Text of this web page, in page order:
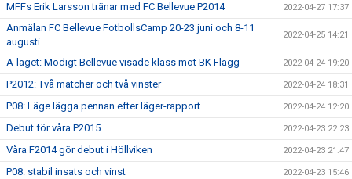
MFFs Erik Larsson tränar med FC Bellevue P2014 2022-04-27 17:37
Anmälan FC Bellevue FotbollsCamp 20-23 juni och 8-11
augusti
2022-04-25 14:21
A-laget: Modigt Bellevue visade klass mot BK Flagg 2022-04-24 19:20
P2012: Två matcher och två vinster 2022-04-24 18:31
P08: Läge lägga pennan efter läger-rapport 2022-04-24 12:20
Debut för våra P2015 2022-04-23 22:23
Våra F2014 gör debut i Höllviken 2022-04-23 21:47
P08: stabil insats och vinst 2022-04-23 15:46